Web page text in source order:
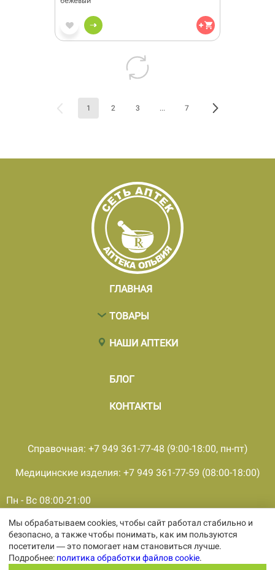
1 2 3 ... 7
ГЛАВНАЯ
ТОВАРЫ
НАШИ АПТЕКИ
БЛОГ
КОНТАКТЫ
Пн - Вс 08:00-21:00
Справочная: +7 949 361-77-48 (9:00-18:00, пн-пт)
Медицинские изделия: +7 949 361-77-59 (08:00-18:00)
© 2001 - 2026, все права защищены, ООО «ПКМФ «Ольвия-
Мединвест», ИНН 9308009362 КПП 930301001
Политика конфиденциальности
Политика обработки персональных
Мы обрабатываем cookies, чтобы сайт работал стабильно и
безопасно, а также чтобы понимать, как им пользуются
посетители — это помогает нам становиться лучше.
Подробнее: политика обработки файлов cookie.